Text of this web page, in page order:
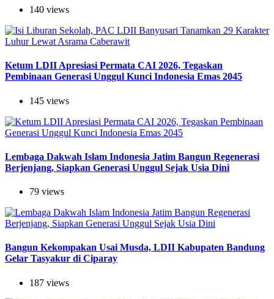
140 views
Ketum LDII Apresiasi Permata CAI 2026, Tegaskan
Pembinaan Generasi Unggul Kunci Indonesia Emas 2045
145 views
Lembaga Dakwah Islam Indonesia Jatim Bangun Regenerasi
Berjenjang, Siapkan Generasi Unggul Sejak Usia Dini
79 views
Bangun Kekompakan Usai Musda, LDII Kabupaten Bandung
Gelar Tasyakur di Ciparay
187 views